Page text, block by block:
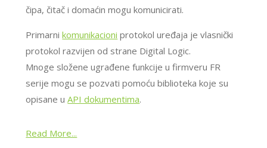
čipa, čitač i domaćin mogu komunicirati.
Primarnikomunikacioni protokol uređaja je vlasnički
protokol razvijen od strane Digital Logic.
Mnoge složene ugrađene funkcije u firmveru FR
serije mogu se pozvati pomoću biblioteka koje su
opisane uAPI dokumentima.
Read More...